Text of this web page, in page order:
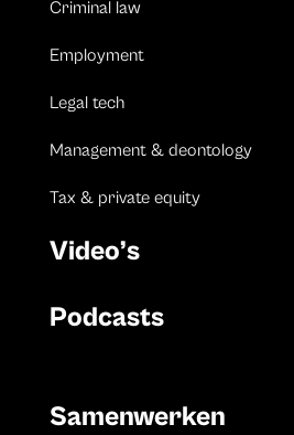
Criminal law
Employment
Legal tech
Management & deontology
Tax & private equity
Video’s
Podcasts
Samenwerken